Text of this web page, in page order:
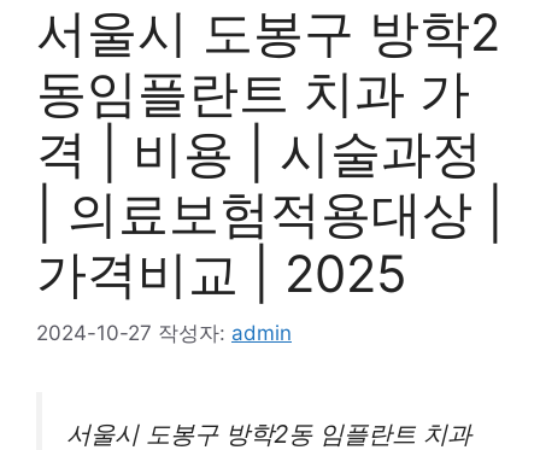
서울시 도봉구 방학2
동임플란트 치과 가
격 | 비용 | 시술과정
| 의료보험적용대상 |
가격비교 | 2025
2024-10-27 작성자: admin
서울시 도봉구 방학2동 임플란트 치과